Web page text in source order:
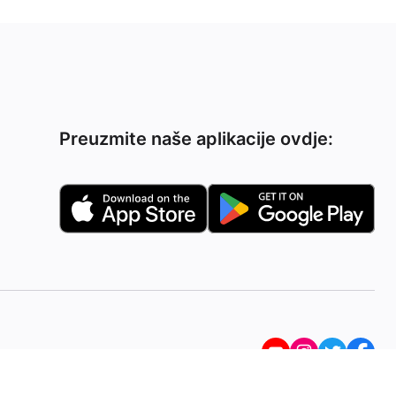
Preuzmite naše aplikacije ovdje: